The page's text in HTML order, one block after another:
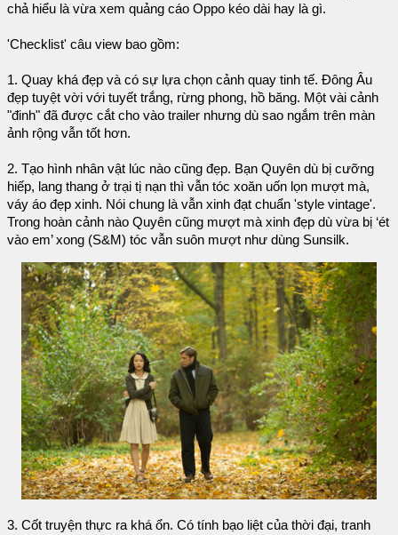
chả hiểu là vừa xem quảng cáo Oppo kéo dài hay là gì.
'Checklist' câu view bao gồm:
1. Quay khá đẹp và có sự lựa chọn cảnh quay tinh tế. Đông Âu
đẹp tuyệt vời với tuyết trắng, rừng phong, hồ băng. Một vài cảnh
"đinh" đã được cắt cho vào trailer nhưng dù sao ngắm trên màn
ảnh rộng vẫn tốt hơn.
2. Tạo hình nhân vật lúc nào cũng đẹp. Bạn Quyên dù bị cưỡng
hiếp, lang thang ở trại tị nạn thì vẫn tóc xoăn uốn lọn mượt mà,
váy áo đẹp xinh. Nói chung là vẫn xinh đạt chuẩn 'style vintage'.
Trong hoàn cảnh nào Quyên cũng mượt mà xinh đẹp dù vừa bị ‘ét
vào em’ xong (S&M) tóc vẫn suôn mượt như dùng Sunsilk.
3. Cốt truyện thực ra khá ổn. Có tính bạo liệt của thời đại, tranh